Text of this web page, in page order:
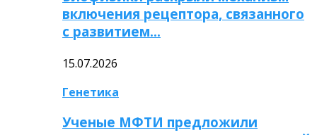
включения рецептора, связанного
с развитием…
15.07.2026
Генетика
Ученые МФТИ предложили